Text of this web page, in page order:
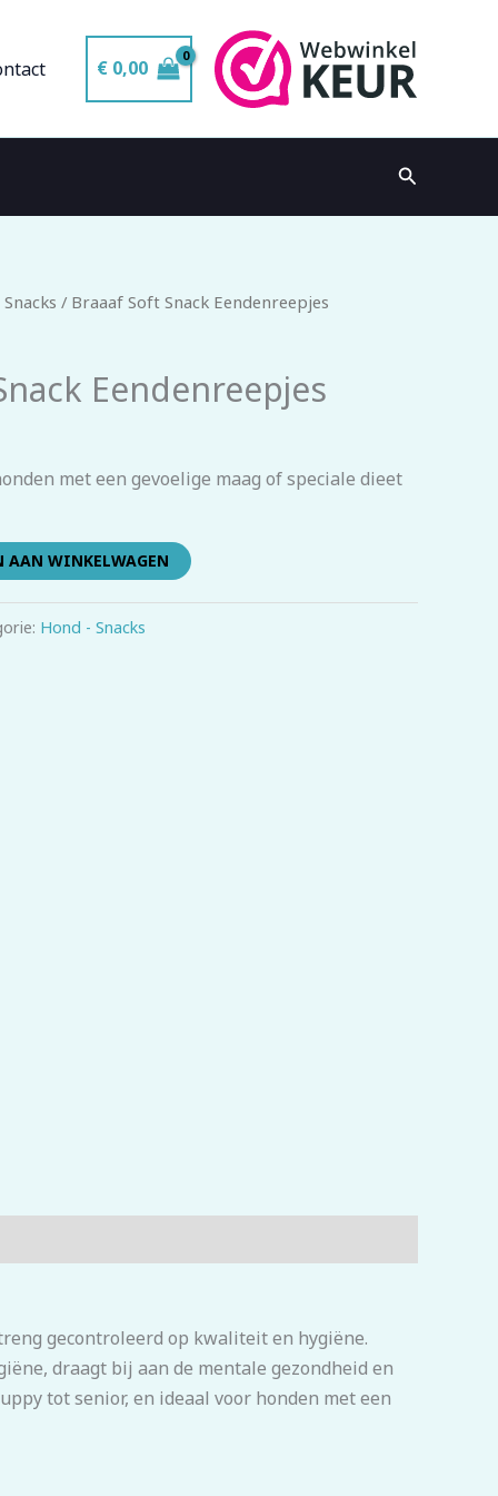
€ 0,00
Zoeken
/ Braaaf Soft Snack Eendenreepjes
Eendenreepjes
met een gevoelige maag of speciale dieet
AAN WINKELWAGEN
Hond - Snacks
gecontroleerd op kwaliteit en hygiëne.
draagt bij aan de mentale gezondheid en
tot senior, en ideaal voor honden met een